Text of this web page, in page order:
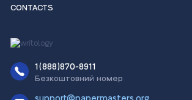
CONTACTS
1(888)870-8911
Безкоштовний номер